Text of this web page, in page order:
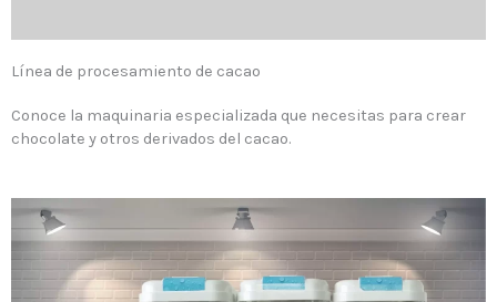
Línea de procesamiento de cacao
Conoce la maquinaria especializada que necesitas para crear
chocolate y otros derivados del cacao.